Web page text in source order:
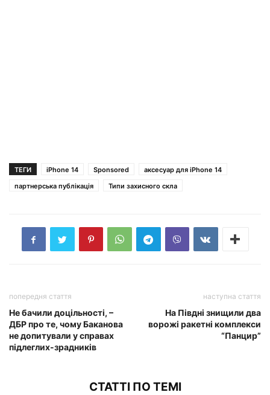
ТЕГИ iPhone 14 Sponsored
аксесуар для iPhone 14
партнерська публікація
Типи захисного скла
попередня стаття
Не бачили доцільності, –
ДБР про те, чому Баканова
не допитували у справах
підлеглих-зрадників
наступна стаття
На Півдні знищили два
ворожі ракетні комплекси
“Панцир”
СТАТТІ ПО ТЕМІ